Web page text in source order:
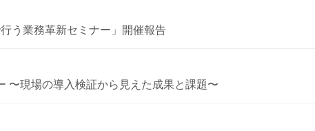
う業務革新セミナー」開催報告
〜現場の導入検証から見えた成果と課題〜